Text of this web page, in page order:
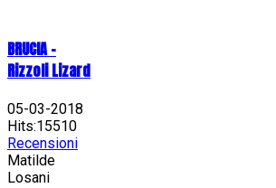
BRUCIA -
Rizzoli Lizard
05-03-2018
Hits:15510
Recensioni
Matilde
Losani